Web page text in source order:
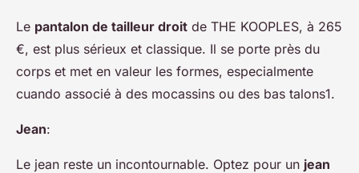
Le pantalon de tailleur droit de THE KOOPLES, à 265
€, est plus sérieux et classique. Il se porte près du
corps et met en valeur les formes, especialmente
cuando associé à des mocassins ou des bas talons1.
Jean:
Le jean reste un incontournable. Optez pour un jean